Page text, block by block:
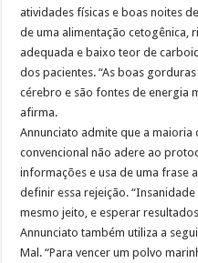
atividades físicas e boas noites
de uma alimentação cetogênica,
adequada e baixo teor de
dos pacientes. “As boas
cérebro e são fontes de energia
afirma.
Annunciato admite que a
convencional não adere ao
informações e usa de uma frase
definir essa rejeição.
mesmo jeito, e esperar
Annunciato também utiliza a
Mal. “Para vencer um polvo